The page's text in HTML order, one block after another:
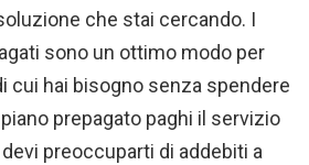
che stai cercando. I
sono un ottimo modo per
cui hai bisogno senza spendere
prepagato paghi il servizio
preoccuparti di addebiti a